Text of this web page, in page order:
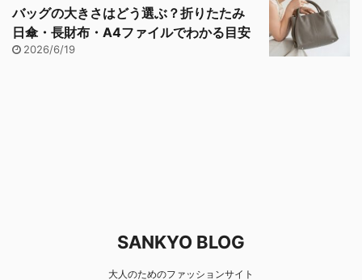
バッグの大きさはどう選ぶ？折りたたみ
日傘・長財布・A4ファイルでわかる目安
2026/6/19
SANKYO BLOG
大人のためのファッションサイト